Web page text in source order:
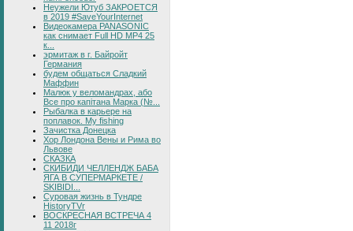
Неужели Ютуб ЗАКРОЕТСЯ
в 2019 #SaveYourInternet
Видеокамера PANASONIC
как снимает Full HD MP4 25
к...
эрмитаж в г. Байройт
Германия
будем общаться Сладкий
Маффин
Малюк у веломандрах, або
Все про капітана Марка (№...
Рыбалка в карьере на
поплавок. My fishing
Зачистка Донецка
Хор Лондона Вены и Рима во
Львове
СКАЗКА
СКИБИДИ ЧЕЛЛЕНДЖ БАБА
ЯГА В СУПЕРМАРКЕТЕ /
SKIBIDI...
Суровая жизнь в Тундре
HistoryTVr
ВОСКРЕСНАЯ ВСТРЕЧА 4
11 2018г